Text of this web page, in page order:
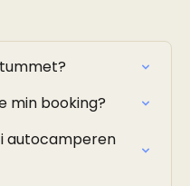
min booking?
autocamperen